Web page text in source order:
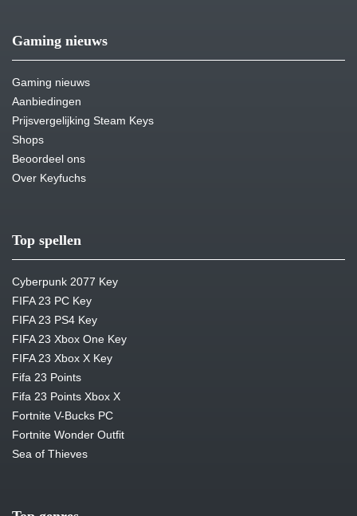
Gaming nieuws
Gaming nieuws
Aanbiedingen
Prijsvergelijking Steam Keys
Shops
Beoordeel ons
Over Keyfuchs
Top spellen
Cyberpunk 2077 Key
FIFA 23 PC Key
FIFA 23 PS4 Key
FIFA 23 Xbox One Key
FIFA 23 Xbox X Key
Fifa 23 Points
Fifa 23 Points Xbox X
Fortnite V-Bucks PC
Fortnite Wonder Outfit
Sea of Thieves